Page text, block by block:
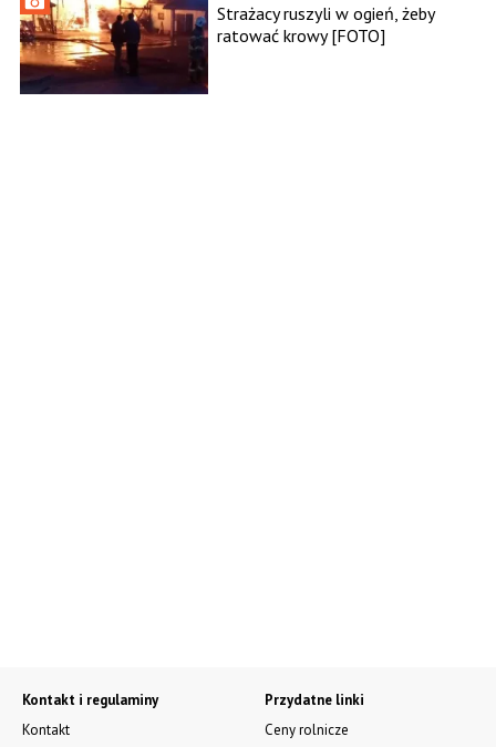
Strażacy ruszyli w ogień, żeby
ratować krowy [FOTO]
Kontakt i regulaminy
Kontakt
Przydatne linki
Ceny rolnicze